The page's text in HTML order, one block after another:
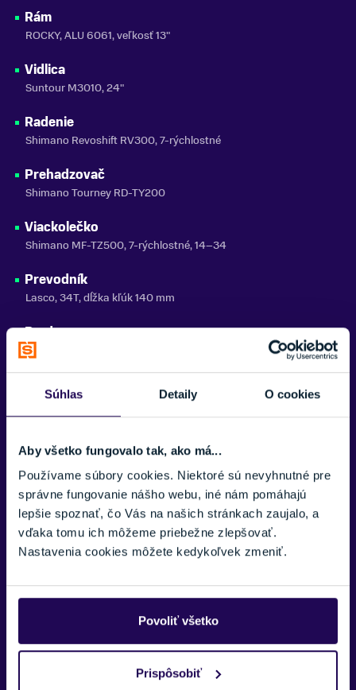
Súhlas Detaily O cookies
Aby všetko fungovalo tak, ako má...
Používame súbory cookies. Niektoré sú nevyhnutné pre
správne fungovanie nášho webu, iné nám pomáhajú
lepšie spoznať, čo Vás na našich stránkach zaujalo, a
vďaka tomu ich môžeme priebežne zlepšovať.
Nastavenia cookies môžete kedykoľvek zmeniť.
Povoliť všetko
Prispôsobiť
SEZÓNA
2026
CTM
Rám
ROCKY, ALU 6061, veľkosť 13"
Vidlica
Suntour M3010, 24"
Radenie
Shimano Revoshift RV300, 7-rýchlostné
Prehadzovač
Shimano Tourney RD-TY200
Viackolečko
Shimano MF-TZ500, 7-rýchlostné, 14–34
Prevodník
Lasco, 34T, dĺžka kľúk 140 mm
Brzdy
Tektro V-brake
Ráfiky
CTM HLQ-16, 507×21, 32H
W-Tyres 24×1,95", 30 TPI, skinwall
Náboje
CTM alloy, 32H
Pedále
VPE 229
Reťaz
Predstavec
CTM 7213, 40 mm, priemer 25,4 mm